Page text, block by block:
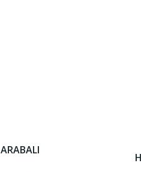
ARABALI